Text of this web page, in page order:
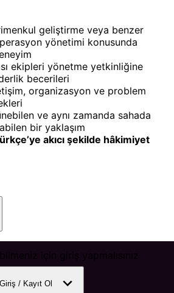
Giriş / Kayıt Ol
geliştirme veya benzer
yönetimi konusunda
ekipleri yönetme yetkinliğine
becerileri
organizasyon ve problem
ve aynı zamanda sahada
bir yaklaşım
akıcı şekilde hâkimiyet